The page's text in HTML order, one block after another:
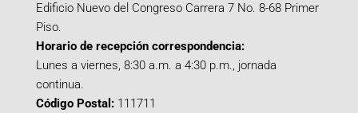
Edificio Nuevo del Congreso Carrera 7 No. 8-68 Primer
Piso.
Horario de recepción correspondencia:
Lunes a viernes, 8:30 a.m. a 4:30 p.m., jornada
continua.
Código Postal: 111711